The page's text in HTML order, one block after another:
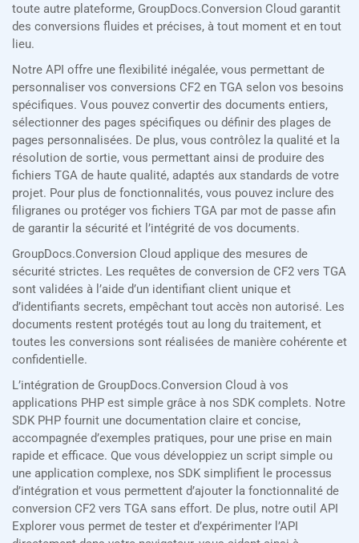
toute autre plateforme, GroupDocs.Conversion Cloud garantit
des conversions fluides et précises, à tout moment et en tout
lieu.
Notre API offre une flexibilité inégalée, vous permettant de
personnaliser vos conversions CF2 en TGA selon vos besoins
spécifiques. Vous pouvez convertir des documents entiers,
sélectionner des pages spécifiques ou définir des plages de
pages personnalisées. De plus, vous contrôlez la qualité et la
résolution de sortie, vous permettant ainsi de produire des
fichiers TGA de haute qualité, adaptés aux standards de votre
projet. Pour plus de fonctionnalités, vous pouvez inclure des
filigranes ou protéger vos fichiers TGA par mot de passe afin
de garantir la sécurité et l’intégrité de vos documents.
GroupDocs.Conversion Cloud applique des mesures de
sécurité strictes. Les requêtes de conversion de CF2 vers TGA
sont validées à l’aide d’un identifiant client unique et
d’identifiants secrets, empêchant tout accès non autorisé. Les
documents restent protégés tout au long du traitement, et
toutes les conversions sont réalisées de manière cohérente et
confidentielle.
L’intégration de GroupDocs.Conversion Cloud à vos
applications PHP est simple grâce à nos SDK complets. Notre
SDK PHP fournit une documentation claire et concise,
accompagnée d’exemples pratiques, pour une prise en main
rapide et efficace. Que vous développiez un script simple ou
une application complexe, nos SDK simplifient le processus
d’intégration et vous permettent d’ajouter la fonctionnalité de
conversion CF2 vers TGA sans effort. De plus, notre outil API
Explorer vous permet de tester et d’expérimenter l’API